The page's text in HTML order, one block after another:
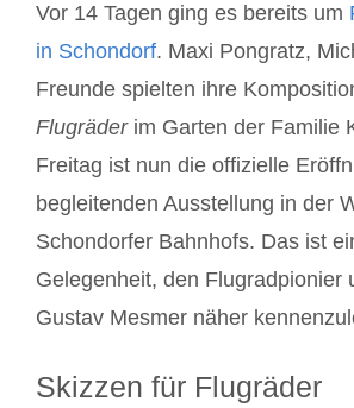
Vor 14 Tagen ging es bereits um
in Schondorf. Maxi Pongratz,
Freunde spielten ihre
Flugräderim Garten der Familie
Freitag ist nun die offizielle
begleitenden Ausstellung in der
Schondorfer Bahnhofs. Das ist
Gelegenheit, den Flugradpionier
Gustav Mesmer näher
Skizzen für Flugräder